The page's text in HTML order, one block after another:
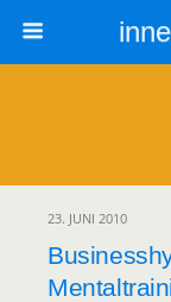
23. JUNI 2010